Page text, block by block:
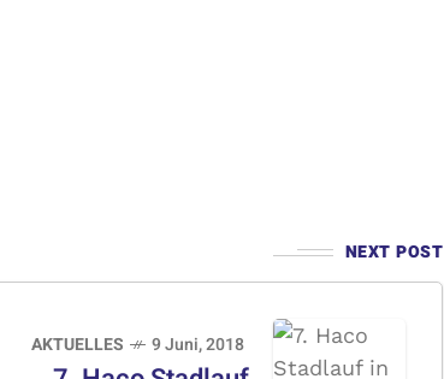
NEXT POST
AKTUELLES 9 Juni, 2018